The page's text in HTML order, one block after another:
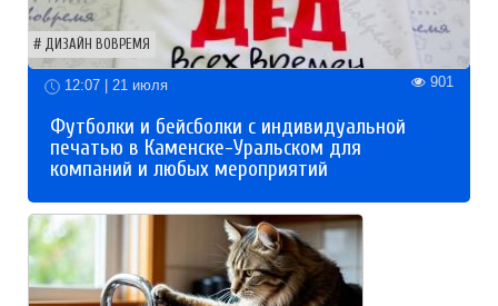
ДИЗАЙН ВОВРЕМЯ
12:07 | 21 июля 901
Футболки и бейсболки с индивидуальной
печатью в Каменске-Уральском для
компаний и любых мероприятий